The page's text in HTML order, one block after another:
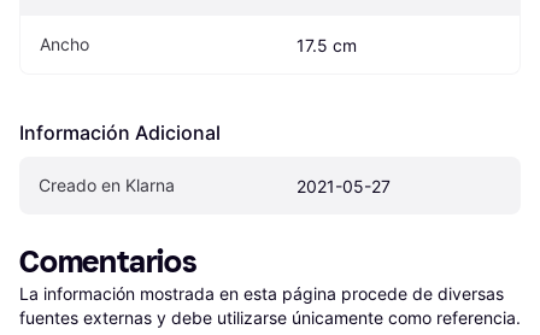
Ancho 17.5 cm
Información Adicional
Creado en Klarna 2021-05-27
Comentarios
La información mostrada en esta página procede de diversas
fuentes externas y debe utilizarse únicamente como referencia.